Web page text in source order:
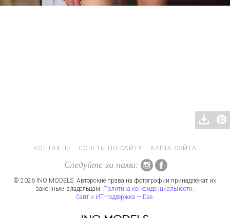
КОНТАКТЫ СОВЕТЫ ПО САЙТУ КАРТА САЙТА
Следуйте за нами:
© 2026 INO MODELS. Авторские права на фотографии принадлежат их
законным владельцам. Политика конфиденциальности.
Сайт и ИТ-поддержка — Dae.